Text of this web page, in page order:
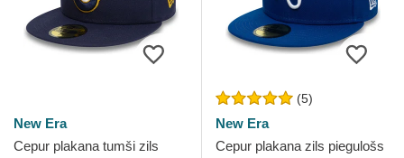
New Era
Cepur plakana tumši zils
(5)
New Era
Cepur plakana zils piegulošs